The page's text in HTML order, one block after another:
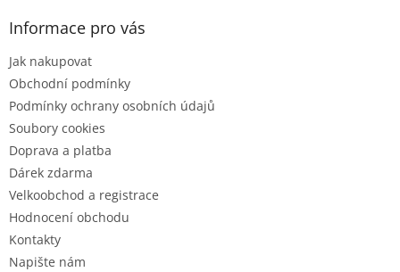
Informace pro vás
Jak nakupovat
Obchodní podmínky
Podmínky ochrany osobních údajů
Soubory cookies
Doprava a platba
Dárek zdarma
Velkoobchod a registrace
Hodnocení obchodu
Kontakty
Napište nám